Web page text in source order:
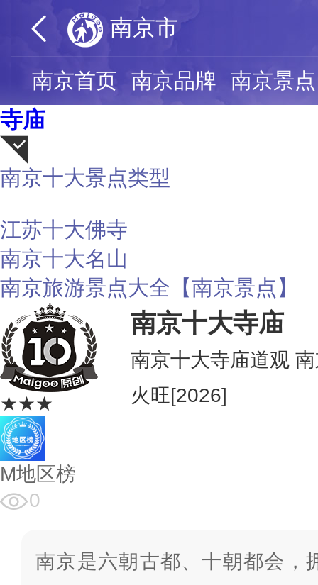
南京市
南京首页 南京品牌 南京景点
寺庙
南京十大景点类型
江苏十大佛寺
南京十大名山
南京旅游景点大全【南京景点】
★★★
南京十大寺庙
南京十大寺庙道观
火旺[2026]
M地区榜
0
南京是六朝古都、十朝都会，